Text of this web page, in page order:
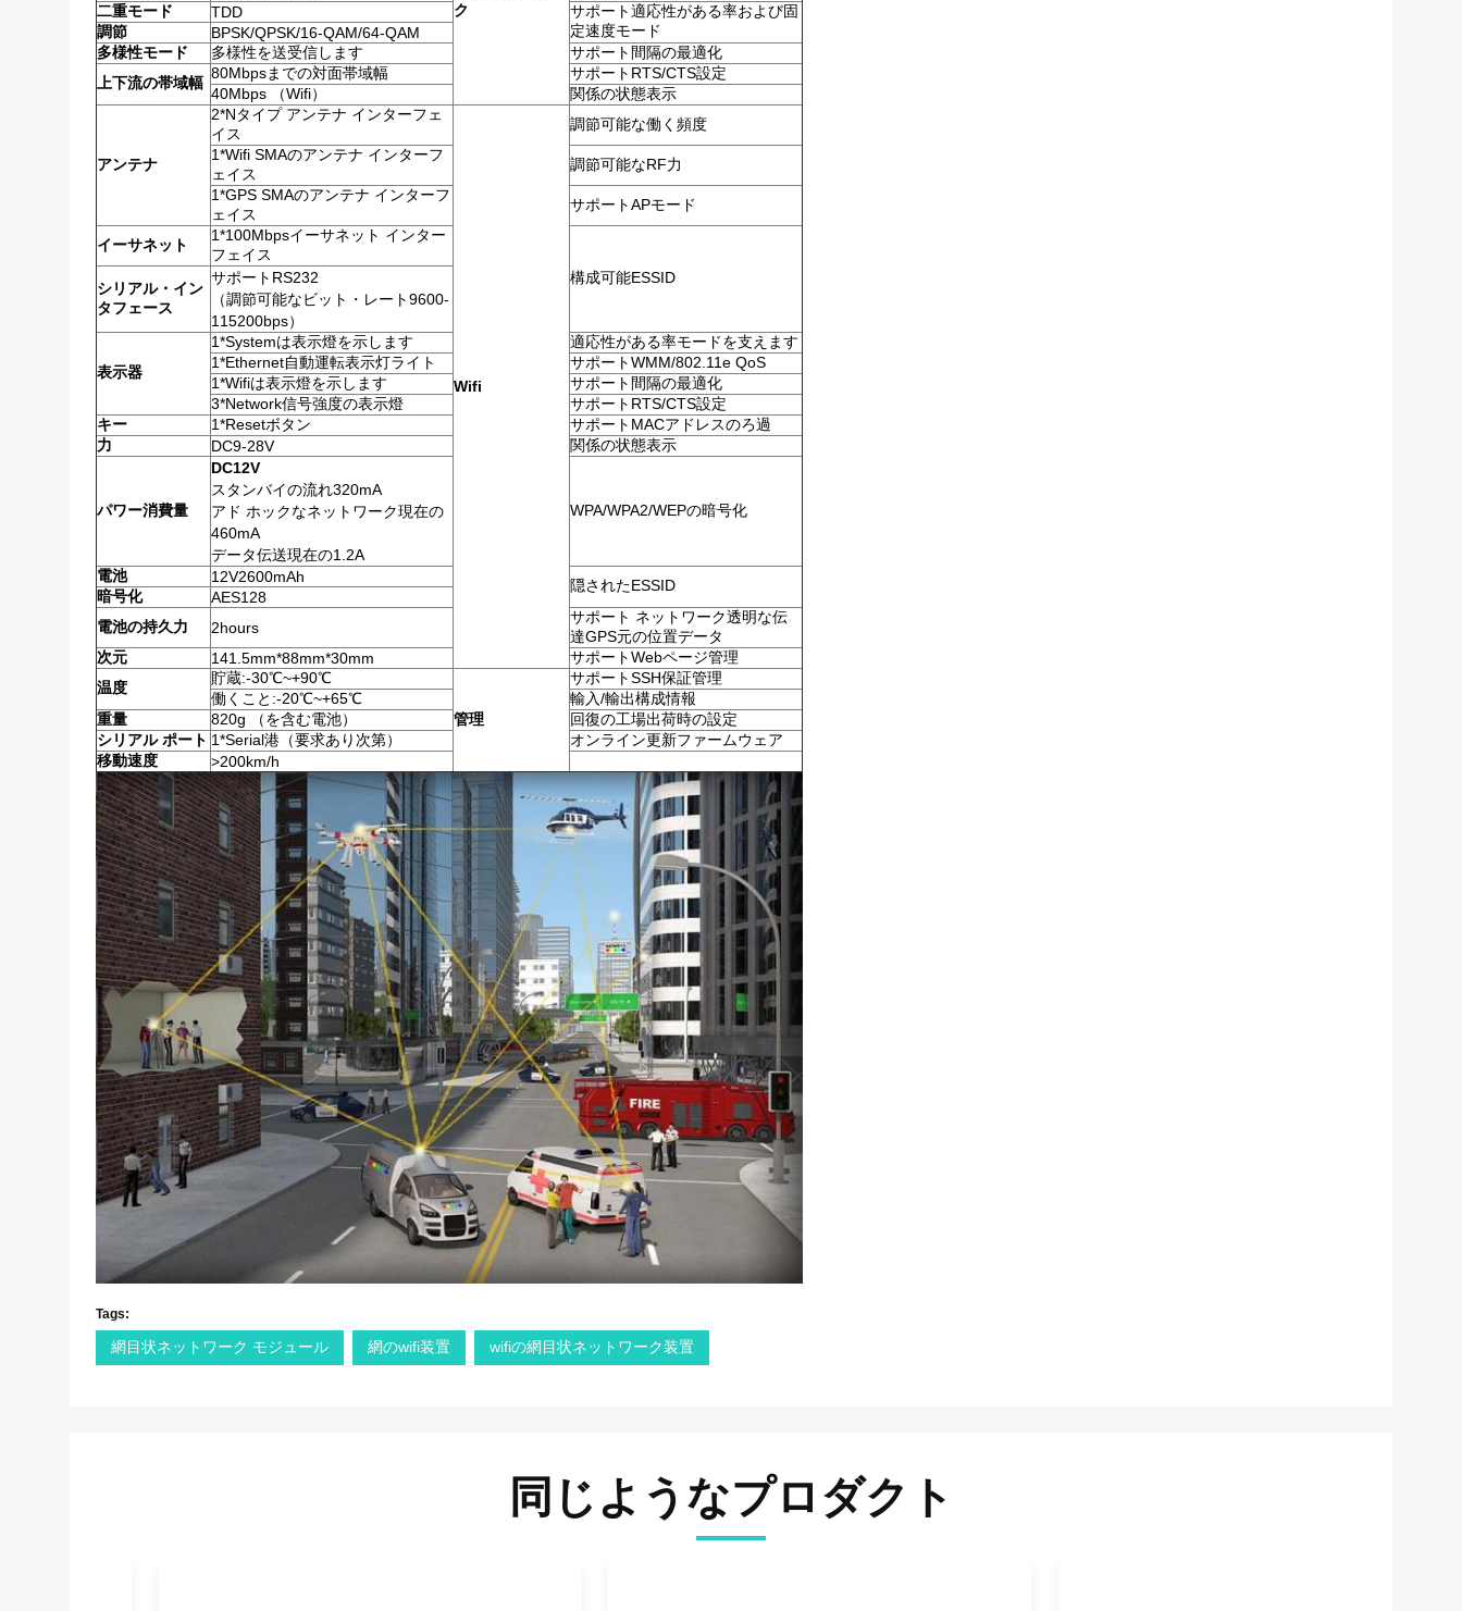
ク
二重モード
TDD
サポート適応性がある率および固
定速度モード
調節
BPSK/QPSK/16-QAM/64-QAM
多様性モード
多様性を送受信します
サポート間隔の最適化
上下流の帯域幅
80Mbpsまでの対面帯域幅
サポートRTS/CTS設定
40Mbps （Wifi）
関係の状態表示
アンテナ
2*Nタイプ アンテナ インターフェ
イス
Wifi
調節可能な働く頻度
1*Wifi SMAのアンテナ インターフ
ェイス
調節可能なRF力
1*GPS SMAのアンテナ インターフ
ェイス
サポートAPモード
イーサネット
1*100Mbpsイーサネット インター
フェイス
構成可能ESSID
シリアル・イン
タフェース
サポートRS232
（調節可能なビット・レート9600-
115200bps）
表示器
1*Systemは表示燈を示します
適応性がある率モードを支えます
1*Ethernet自動運転表示灯ライト
サポートWMM/802.11e QoS
1*Wifiは表示燈を示します
サポート間隔の最適化
3*Network信号強度の表示燈
サポートRTS/CTS設定
キー
1*Resetボタン
サポートMACアドレスのろ過
力
DC9-28V 関係の状態表示
パワー消費量
DC12V
スタンバイの流れ320mA
アド ホックなネットワーク現在の
460mA
データ伝送現在の1.2A
WPA/WPA2/WEPの暗号化
電池 12V2600mAh 隠されたESSID
暗号化
AES128
電池の持久力
2hours
サポート ネットワーク透明な伝
達GPS元の位置データ
次元
141.5mm*88mm*30mm
サポートWebページ管理
温度
貯蔵:-30℃~+90℃
管理
サポートSSH保証管理
働くこと:-20℃~+65℃
輸入/輸出構成情報
重量
820g （を含む電池）
回復の工場出荷時の設定
シリアル ポート 1*Serial港（要求あり次第）
オンライン更新ファームウェア
移動速度
>200km/h
Tags:
網目状ネットワーク モジュール 網のwifi装置 wifiの網目状ネットワーク装置
同じようなプロダクト